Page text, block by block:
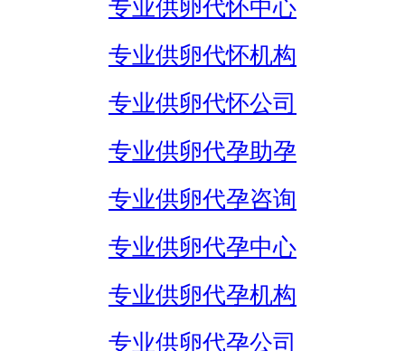
专业供卵代怀中心
专业供卵代怀机构
专业供卵代怀公司
专业供卵代孕助孕
专业供卵代孕咨询
专业供卵代孕中心
专业供卵代孕机构
专业供卵代孕公司